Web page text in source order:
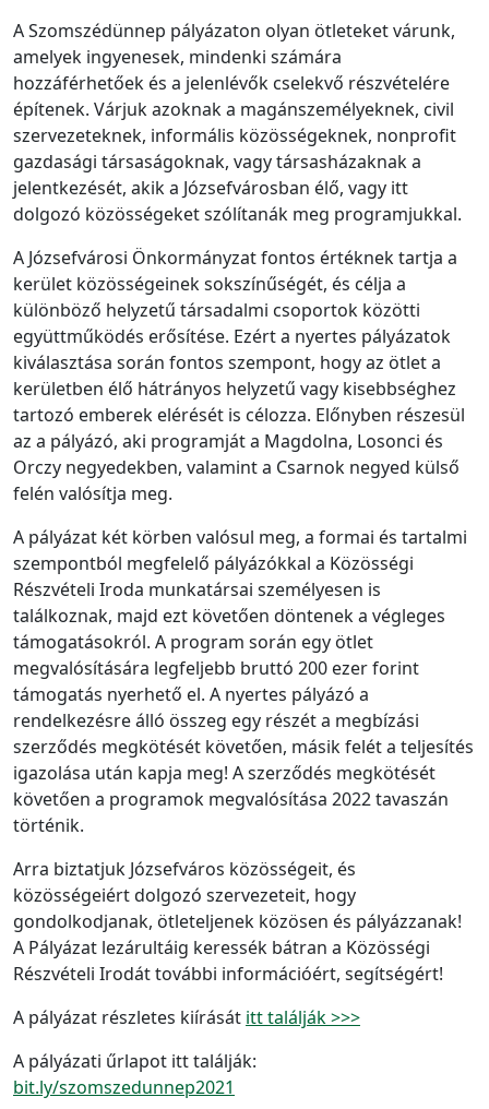
A Szomszédünnep pályázaton olyan ötleteket várunk,
amelyek ingyenesek, mindenki számára
hozzáférhetőek és a jelenlévők cselekvő részvételére
építenek. Várjuk azoknak a magánszemélyeknek, civil
szervezeteknek, informális közösségeknek, nonprofit
gazdasági társaságoknak, vagy társasházaknak a
jelentkezését, akik a Józsefvárosban élő, vagy itt
dolgozó közösségeket szólítanák meg programjukkal.
A Józsefvárosi Önkormányzat fontos értéknek tartja a
kerület közösségeinek sokszínűségét, és célja a
különböző helyzetű társadalmi csoportok közötti
együttműködés erősítése. Ezért a nyertes pályázatok
kiválasztása során fontos szempont, hogy az ötlet a
kerületben élő hátrányos helyzetű vagy kisebbséghez
tartozó emberek elérését is célozza. Előnyben részesül
az a pályázó, aki programját a Magdolna, Losonci és
Orczy negyedekben, valamint a Csarnok negyed külső
felén valósítja meg.
A pályázat két körben valósul meg, a formai és tartalmi
szempontból megfelelő pályázókkal a Közösségi
Részvételi Iroda munkatársai személyesen is
találkoznak, majd ezt követően döntenek a végleges
támogatásokról. A program során egy ötlet
megvalósítására legfeljebb bruttó 200 ezer forint
támogatás nyerhető el. A nyertes pályázó a
rendelkezésre álló összeg egy részét a megbízási
szerződés megkötését követően, másik felét a teljesítés
igazolása után kapja meg! A szerződés megkötését
követően a programok megvalósítása 2022 tavaszán
történik.
Arra biztatjuk Józsefváros közösségeit, és
közösségeiért dolgozó szervezeteit, hogy
gondolkodjanak, ötleteljenek közösen és pályázzanak!
A Pályázat lezárultáig keressék bátran a Közösségi
Részvételi Irodát további információért, segítségért!
A pályázat részletes kiírását itt találják >>>
A pályázati űrlapot itt találják:
bit.ly/szomszedunnep2021